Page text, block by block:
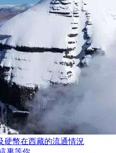
硬幣在西藏的流通情況